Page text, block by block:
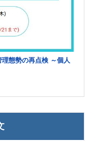
態勢の再点検 ～個人